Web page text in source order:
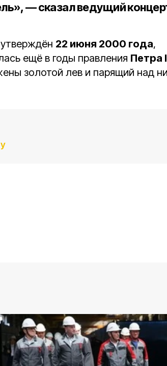
— сказал ведущий
22 июня 2000 года,
ещё в годы правления Петра I
золотой лев и парящий над